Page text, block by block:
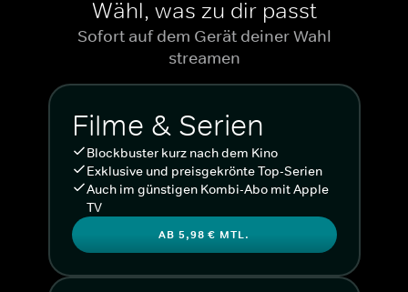
Wähl, was zu dir passt
Sofort auf dem Gerät deiner Wahl
streamen
Filme & Serien
Blockbuster kurz nach dem Kino
Exklusive und preisgekrönte Top-Serien
Auch im günstigen Kombi-Abo mit Apple
TV
AB 5,98 € MTL.